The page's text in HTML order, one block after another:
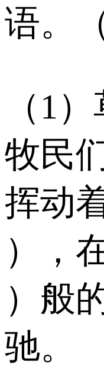
语。
（1
牧民
挥动
），
）般
驰。